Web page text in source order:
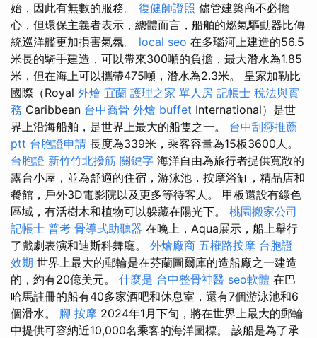
始，因此有無數的服務。 復健師證照 儘管建築商不必擔
心，但環保主義者表示，總體而言，船舶的燃氣驅動器比傳
統巡洋艦更加損害氣氛。 local seo 在多瑙河上建造的56.5
米長的騎手建造，可以帶來300噸的負擔，最大潛水為1.85
米，但在海上可以攜帶475噸，潛水為2.3米。 皇家加勒比
國際（Royal 外燴 宜蘭 護理之家 單人房 記帳士 稅法與實
務 Caribbean 台中喬骨 外燴 buffet International）是世
界上沿海船舶，是世界上最大的船隻之一。 台中刮痧推薦
ptt 台胞證申請 長度為339米，乘客容量為15板3600人。
台胞證 新竹竹北撥筋 關鍵字 海洋自由為旅行者提供寬敞的
露台小屋，並為舒適的住宿，游泳池，按摩浴缸，精品店和
餐館，戶外3D電影院以及更多等待客人。 甲板還設有綠色
區域，有活樹木和植物可以躲藏在陽光下。 桃園搬家公司
記帳士 普考 骨導式助聽器 在晚上，Aqua展示，船上舉行
了戲劇表演和迪斯科舞廳。 外燴廠商 五權路按摩 台胞證
效期 世界上最大的郵輪是在芬蘭圖爾庫的造船廠之一建造
的，約有20億美元。 什麼是 台中整骨神醫 seo軟體 在巴
哈馬註冊的船有40多家酒吧和休息室，還有7個游泳池和6
個滑水。 腳 按摩 2024年1月下旬，將在世界上最大的郵輪
中提供可容納近10,000名乘客的海洋圖標。 該船是為了承